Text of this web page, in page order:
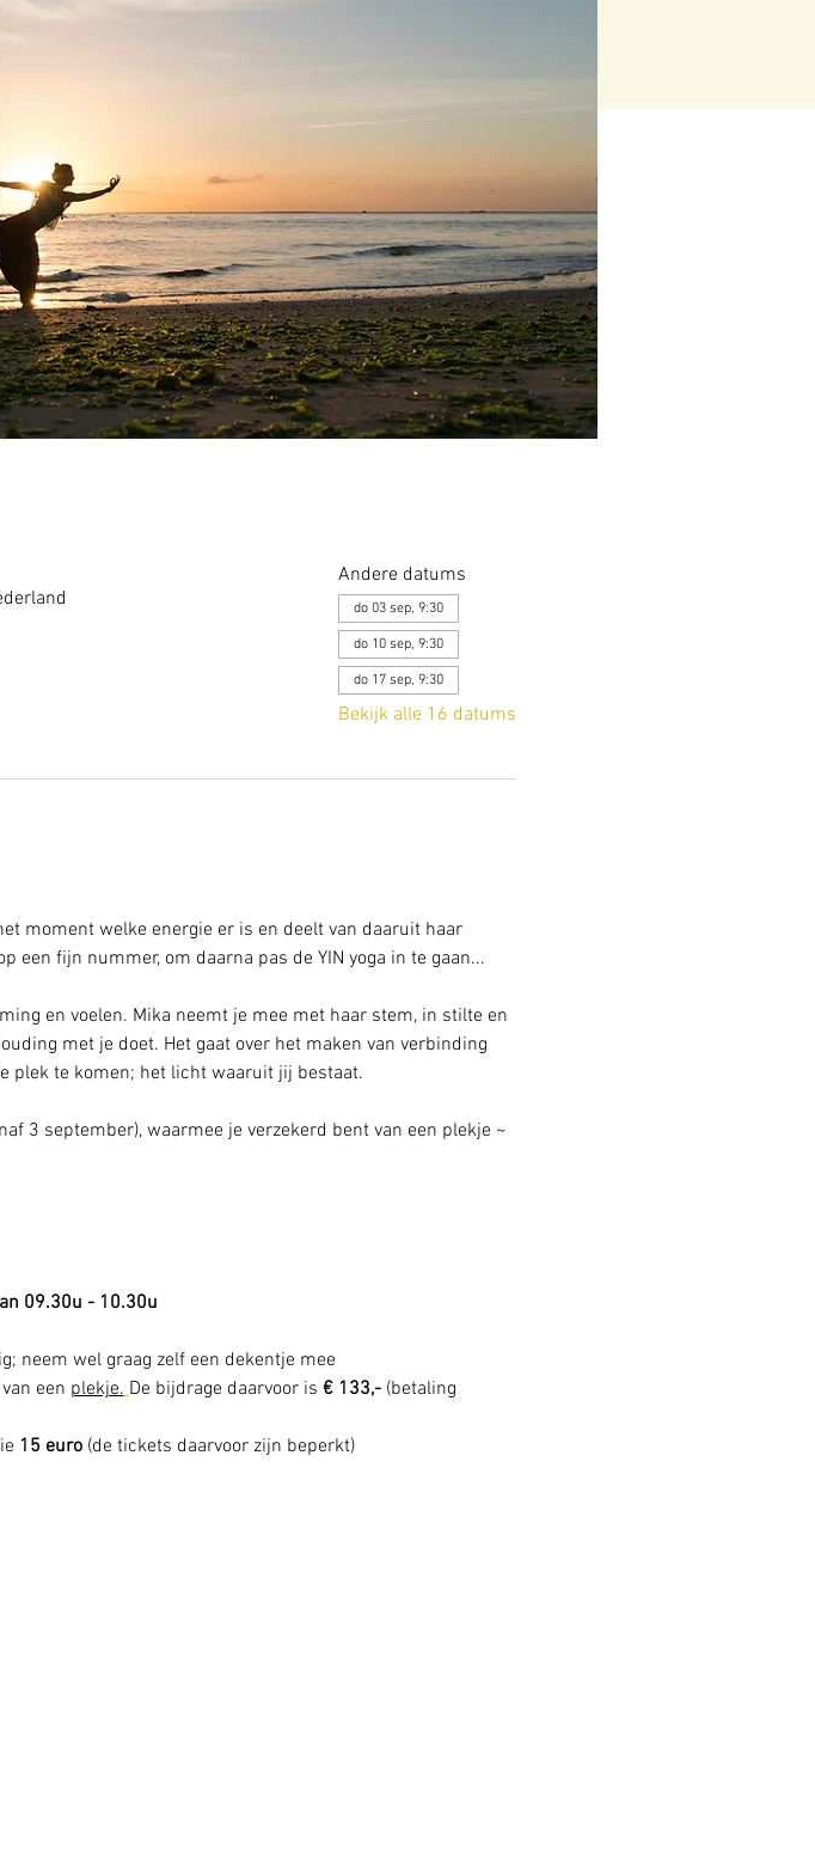
Andere datums
do 03 sep, 9:30
do 10 sep, 9:30
do 17 sep, 9:30
Bekijk alle 16 datums
moment welke energie er is en deelt van daaruit haar
een fijn nummer, om daarna pas de YIN yoga in te gaan...
en voelen. Mika neemt je mee met haar stem, in stilte en
met je doet. Het gaat over het maken van verbinding
plek te komen; het licht waaruit jij bestaat.
3 september), waarmee je verzekerd bent van een plekje ~
09.30u - 10.30u
neem wel graag zelf een dekentje mee
een plekje. De bijdrage daarvoor is € 133,- (betaling
15 euro (de tickets daarvoor zijn beperkt)